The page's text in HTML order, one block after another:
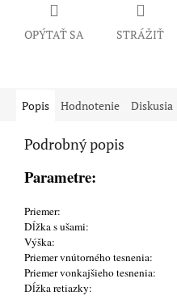
OPÝTAŤ SA STRÁŽIŤ
Popis Hodnotenie Diskusia
Podrobný popis
Parametre:
Priemer:
Dĺžka s ušami:
Výška:
Priemer vnútorného tesnenia:
Priemer vonkajšieho tesnenia:
Dĺžka retiazky: